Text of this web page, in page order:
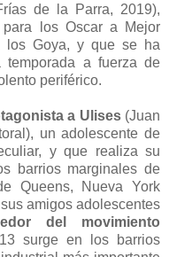
de la Parra, 2019),
para los Oscar a Mejor
los Goya, y que se ha
a fuerza de
periférico.
a Ulises (Juan
un adolescente de
y que realiza su
barrios marginales de
Queens, Nueva York
amigos adolescentes
del movimiento
surge en los barrios